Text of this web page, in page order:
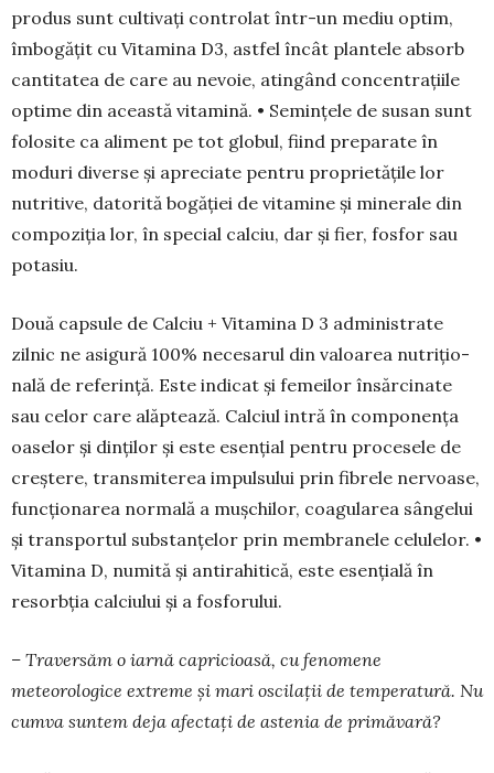
produs sunt cultivați controlat într-un mediu op­tim,
îmbogățit cu Vitamina D3, ast­fel încât plantele absorb
cantitatea de care au ne­vo­ie, atingând con­centrațiile
optime din aceas­tă vita­mină. • Semințele de susan sunt
fo­losite ca ali­ment pe tot globul, fiind preparate în
moduri diverse și apreciate pentru proprietățile lor
nutritive, datorită bogăției de vita­mine și minerale din
compoziția lor, în special cal­ciu, dar și fier, fosfor sau
po­ta­siu.
Două capsule de Calciu + Vi­tamina D 3 ad­ministrate
zilnic ne asigură 100% necesarul din va­loarea nutrițio­
na­lă de referință. Este indicat și femeilor însărcinate
sau celor care alăptează. Calciul intră în componența
oaselor și dinților și este esențial pentru procesele de
creș­tere, trans­miterea impulsului prin fibrele ner­voase,
func­ționarea normală a mușchilor, coagu­larea sânge­lui
și transportul substanțelor prin membranele celulelor. •
Vitamina D, numită și antirahitică, este esențială în
resorbția calciului și a fosforului.
– Traversăm o iarnă capricioasă, cu feno­mene
meteorologice extreme și mari oscilații de temperatură. Nu
cumva sun­tem deja afectați de astenia de primă­vară?